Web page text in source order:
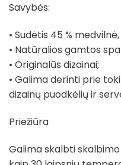
Savybės:
• Sudėtis 45 %
• Natūralios gamtos
• Originalūs dizainai;
• Galima derinti prie
dizainų puodkėlių ir
Priežiūra
Galima skalbti